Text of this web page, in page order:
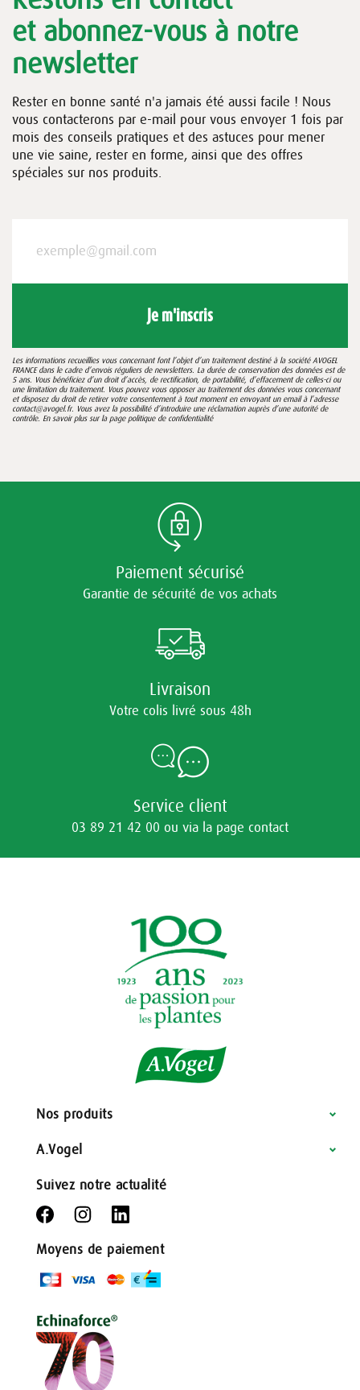
et abonnez-vous à notre
newsletter
Rester en bonne santé n'a jamais été aussi facile ! Nous
vous contacterons par e-mail pour vous envoyer 1 fois par
mois des conseils pratiques et des astuces pour mener
une vie saine, rester en forme, ainsi que des offres
spéciales sur nos produits.
Je m'inscris
Les informations recueillies vous concernant font l’objet d’un traitement destiné à la société AVOGEL
FRANCE dans le cadre d’envois réguliers de newsletters. La durée de conservation des données est de
5 ans. Vous bénéficiez d’un droit d’accès, de rectification, de portabilité, d’effacement de celles-ci ou
une limitation du traitement. Vous pouvez vous opposer au traitement des données vous concernant
et disposez du droit de retirer votre consentement à tout moment en envoyant un email à l’adresse
contact@avogel.fr. Vous avez la possibilité d’introduire une réclamation auprès d’une autorité de
contrôle. En savoir plus sur la page politique de confidentialité
Paiement sécurisé
Garantie de sécurité de vos achats
Livraison
Votre colis livré sous 48h
Service client
03 89 21 42 00 ou via la page contact
Nos produits
A.Vogel
Suivez notre actualité
Moyens de paiement